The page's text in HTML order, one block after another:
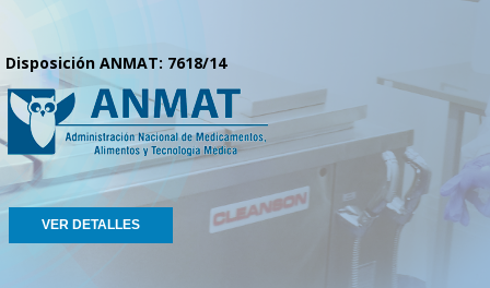
Disposición ANMAT: 7618/14
VER DETALLES